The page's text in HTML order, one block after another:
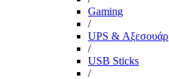
Gaming
/
UPS & Αξεσουάρ
/
USB Sticks
/